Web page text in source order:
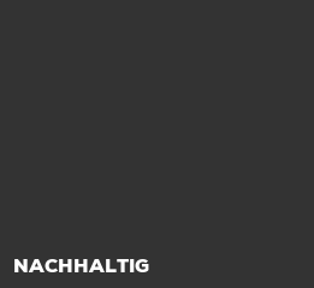
NACHHALTIG